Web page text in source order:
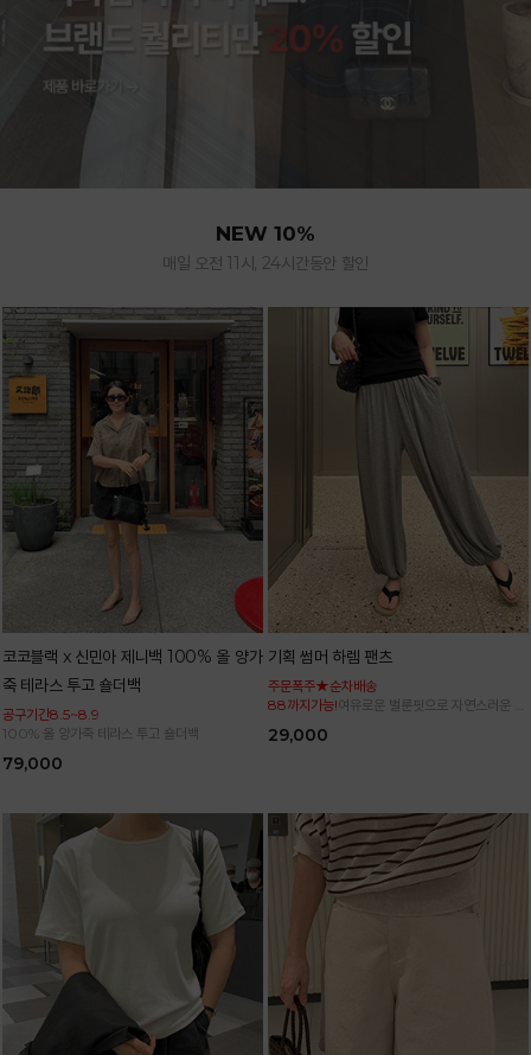
NEW 10%
매일 오전 11시, 24시간동안 할인
코코블랙 x 신민아 제니백 100% 올 양가
죽 테라스 투고 숄더백
공구기간8.5~8.9
100% 올 양가죽 테라스 투고 숄더백
79,000
기획 썸머 하렘 팬츠
주문폭주★순차배송
88까지가능!여유로운 벌룬핏으로 자연스러운 체
29,000